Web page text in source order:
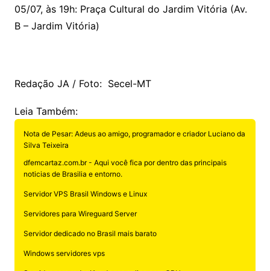
05/07, às 19h: Praça Cultural do Jardim Vitória (Av.
B – Jardim Vitória)
Redação JA / Foto: Secel-MT
Leia Também:
Nota de Pesar: Adeus ao amigo, programador e criador Luciano da
Silva Teixeira
dfemcartaz.com.br - Aqui você fica por dentro das principais
noticias de Brasilia e entorno.
Servidor VPS Brasil Windows e Linux
Servidores para Wireguard Server
Servidor dedicado no Brasil mais barato
Windows servidores vps